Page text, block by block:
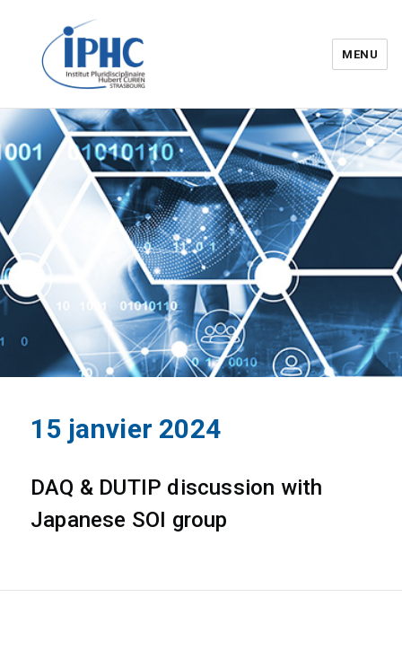
Institut pluridisciplinaire Hubert
Curien – IPHC
MENU
15 janvier 2024
DAQ & DUTIP discussion with
Japanese SOI group